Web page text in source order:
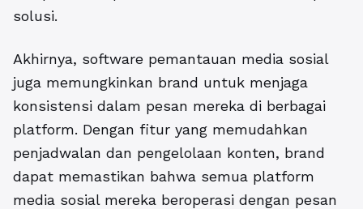
solusi.
Akhirnya, software pemantauan media sosial
juga memungkinkan brand untuk menjaga
konsistensi dalam pesan mereka di berbagai
platform. Dengan fitur yang memudahkan
penjadwalan dan pengelolaan konten, brand
dapat memastikan bahwa semua platform
media sosial mereka beroperasi dengan pesan